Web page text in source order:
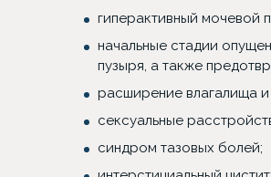
гиперактивный мочевой
начальные стадии
пузыря, а также
расширение влагалища
сексуальные
синдром тазовых болей;